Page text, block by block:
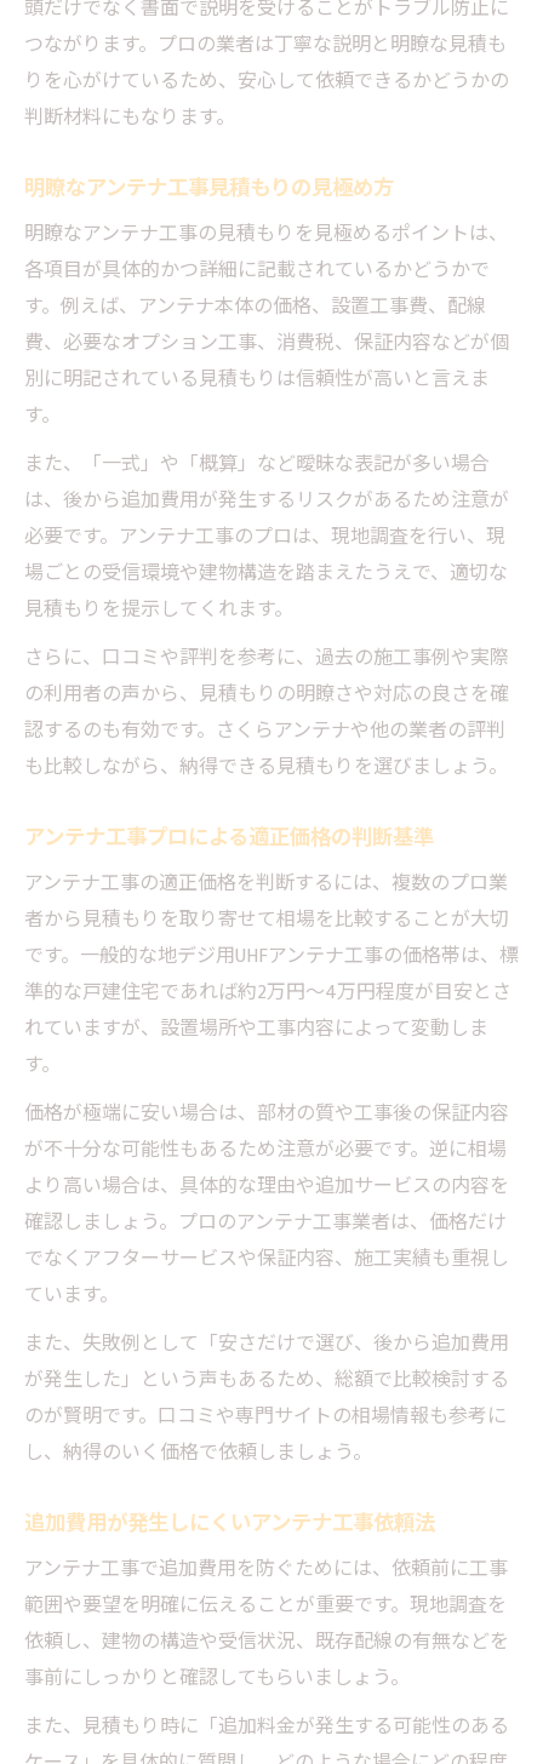
頭だけでなく書面で説明を受けることがトラブル防止に
つながります。プロの業者は丁寧な説明と明瞭な見積も
りを心がけているため、安心して依頼できるかどうかの
判断材料にもなります。
明瞭なアンテナ工事見積もりの見極め方
明瞭なアンテナ工事の見積もりを見極めるポイントは、
各項目が具体的かつ詳細に記載されているかどうかで
す。例えば、アンテナ本体の価格、設置工事費、配線
費、必要なオプション工事、消費税、保証内容などが個
別に明記されている見積もりは信頼性が高いと言えま
す。
また、「一式」や「概算」など曖昧な表記が多い場合
は、後から追加費用が発生するリスクがあるため注意が
必要です。アンテナ工事のプロは、現地調査を行い、現
場ごとの受信環境や建物構造を踏まえたうえで、適切な
見積もりを提示してくれます。
さらに、口コミや評判を参考に、過去の施工事例や実際
の利用者の声から、見積もりの明瞭さや対応の良さを確
認するのも有効です。さくらアンテナや他の業者の評判
も比較しながら、納得できる見積もりを選びましょう。
アンテナ工事プロによる適正価格の判断基準
アンテナ工事の適正価格を判断するには、複数のプロ業
者から見積もりを取り寄せて相場を比較することが大切
です。一般的な地デジ用UHFアンテナ工事の価格帯は、標
準的な戸建住宅であれば約2万円～4万円程度が目安とさ
れていますが、設置場所や工事内容によって変動しま
す。
価格が極端に安い場合は、部材の質や工事後の保証内容
が不十分な可能性もあるため注意が必要です。逆に相場
より高い場合は、具体的な理由や追加サービスの内容を
確認しましょう。プロのアンテナ工事業者は、価格だけ
でなくアフターサービスや保証内容、施工実績も重視し
ています。
また、失敗例として「安さだけで選び、後から追加費用
が発生した」という声もあるため、総額で比較検討する
のが賢明です。口コミや専門サイトの相場情報も参考に
し、納得のいく価格で依頼しましょう。
追加費用が発生しにくいアンテナ工事依頼法
アンテナ工事で追加費用を防ぐためには、依頼前に工事
範囲や要望を明確に伝えることが重要です。現地調査を
依頼し、建物の構造や受信状況、既存配線の有無などを
事前にしっかりと確認してもらいましょう。
また、見積もり時に「追加料金が発生する可能性のある